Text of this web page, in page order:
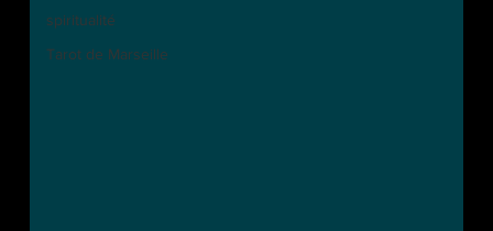
spiritualité
Tarot de Marseille